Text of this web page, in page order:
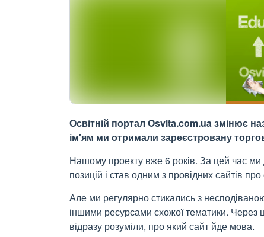
Освітній портал Osvita.com.ua змінює
ім'ям ми отримали зареєстровану
Нашому проекту вже 6 років. За цей час ми
позицій і став одним з провідних сайтів про
Але ми регулярно стикались з
іншими ресурсами схожої тематики. Через
відразу розуміли, про який сайт йде мова.